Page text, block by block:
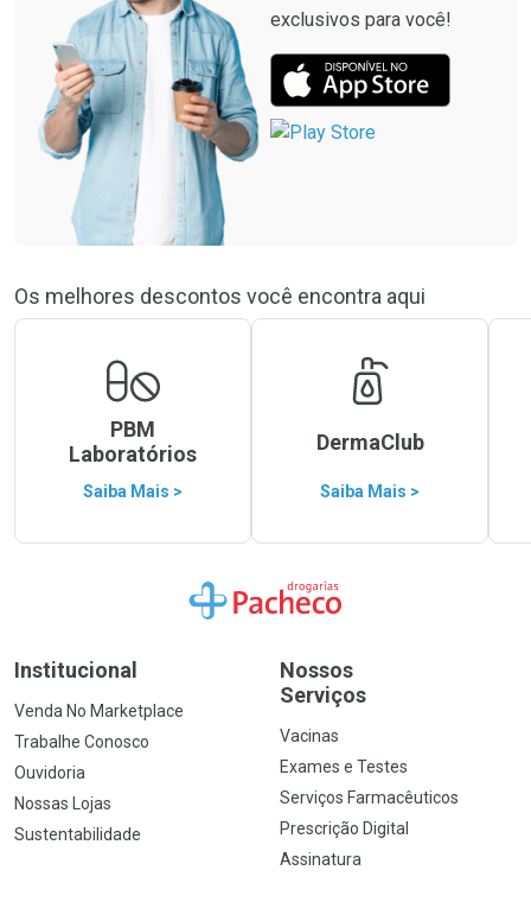
exclusivos para você!
Os melhores descontos você encontra aqui
PBM
Laboratórios
Saiba Mais >
DermaClub
Saiba Mais >
Ir para a Home
Institucional
Venda No Marketplace
Trabalhe Conosco
Ouvidoria
Nossas Lojas
Sustentabilidade
Nossos
Serviços
Vacinas
Exames e Testes
Serviços Farmacêuticos
Prescrição Digital
Assinatura